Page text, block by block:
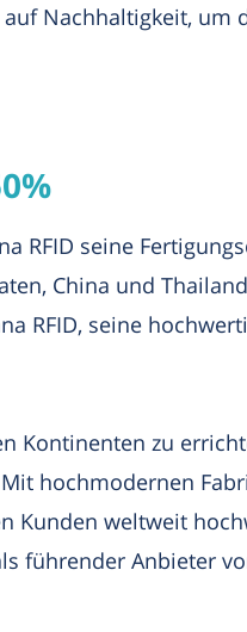
Nachhaltigkeit, um
RFID seine
China und
RFID, seine
Kontinenten zu
hochmodernen
Kunden weltweit
führender Anbieter